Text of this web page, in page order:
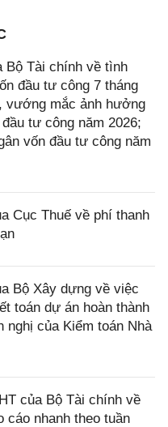
Bộ Tài chính về tình
đầu tư công 7 tháng
vướng mắc ảnh hưởng
tư công năm 2026;
vốn đầu tư công năm
Cục Thuế về phí thanh
Bộ Xây dựng về việc
toán dự án hoàn thành
nghị của Kiểm toán Nhà
của Bộ Tài chính về
cáo nhanh theo tuần